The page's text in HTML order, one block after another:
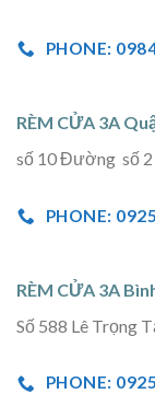
PHONE:
RÈM CỬA 3A
số 10 Đường số 2
PHONE:
RÈM CỬA 3A
Số 588 Lê Trọng
PHONE: